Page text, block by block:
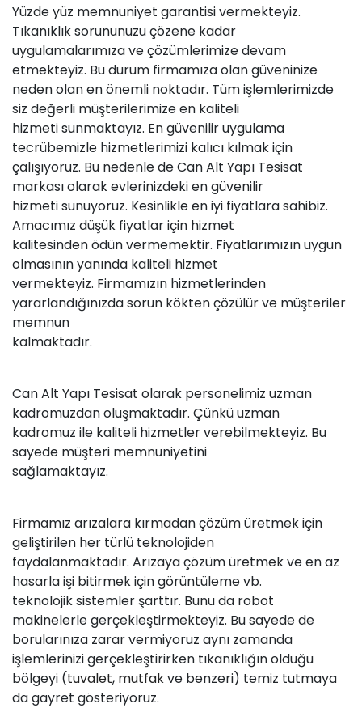
Yüzde yüz memnuniyet garantisi vermekteyiz.
Tıkanıklık sorununuzu çözene kadar
uygulamalarımıza ve çözümlerimize devam
etmekteyiz. Bu durum firmamıza olan güveninize
neden olan en önemli noktadır. Tüm işlemlerimizde
siz değerli müşterilerimize en kaliteli
hizmeti sunmaktayız. En güvenilir uygulama
tecrübemizle hizmetlerimizi kalıcı kılmak için
çalışıyoruz. Bu nedenle de Can Alt Yapı Tesisat
markası olarak evlerinizdeki en güvenilir
hizmeti sunuyoruz. Kesinlikle en iyi fiyatlara sahibiz.
Amacımız düşük fiyatlar için hizmet
kalitesinden ödün vermemektir. Fiyatlarımızın uygun
olmasının yanında kaliteli hizmet
vermekteyiz. Firmamızın hizmetlerinden
yararlandığınızda sorun kökten çözülür ve müşteriler
memnun
kalmaktadır.
Can Alt Yapı Tesisat olarak personelimiz uzman
kadromuzdan oluşmaktadır. Çünkü uzman
kadromuz ile kaliteli hizmetler verebilmekteyiz. Bu
sayede müşteri memnuniyetini
sağlamaktayız.
Firmamız arızalara kırmadan çözüm üretmek için
geliştirilen her türlü teknolojiden
faydalanmaktadır. Arızaya çözüm üretmek ve en az
hasarla işi bitirmek için görüntüleme vb.
teknolojik sistemler şarttır. Bunu da robot
makinelerle gerçekleştirmekteyiz. Bu sayede de
borularınıza zarar vermiyoruz aynı zamanda
işlemlerinizi gerçekleştirirken tıkanıklığın olduğu
bölgeyi (tuvalet, mutfakve benzeri) temiz tutmaya
da gayret gösteriyoruz.